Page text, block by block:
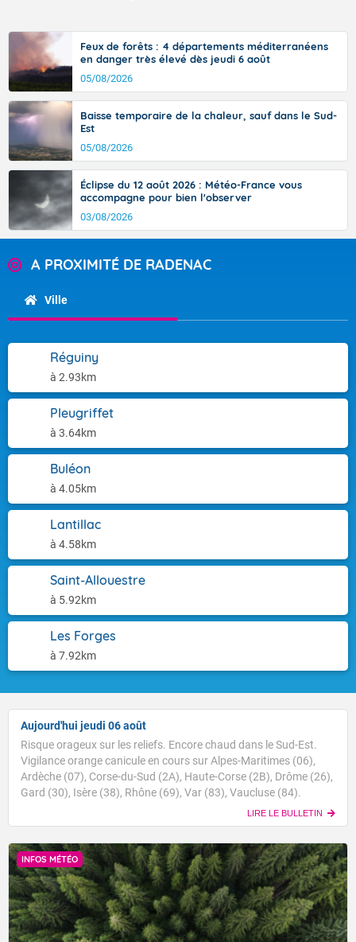
Feux de forêts : 4 départements méditerranéens
en danger très élevé dès jeudi 6 août
05/08/2026
Baisse temporaire de la chaleur, sauf dans le Sud-
Est
05/08/2026
Éclipse du 12 août 2026 : Météo-France vous
accompagne pour bien l'observer
03/08/2026
A PROXIMITÉ DE RADENAC
Ville
Réguiny
à 2.93km
Pleugriffet
à 3.64km
Buléon
à 4.05km
Lantillac
à 4.58km
Saint-Allouestre
à 5.92km
Les Forges
à 7.92km
Aujourd'hui jeudi 06 août
Risque orageux sur les reliefs. Encore chaud dans le Sud-Est.
Vigilance orange canicule en cours sur Alpes-Maritimes (06),
Ardèche (07), Corse-du-Sud (2A), Haute-Corse (2B), Drôme (26),
Gard (30), Isère (38), Rhône (69), Var (83), Vaucluse (84).
LIRE LE BULLETIN
INFOS MÉTÉO